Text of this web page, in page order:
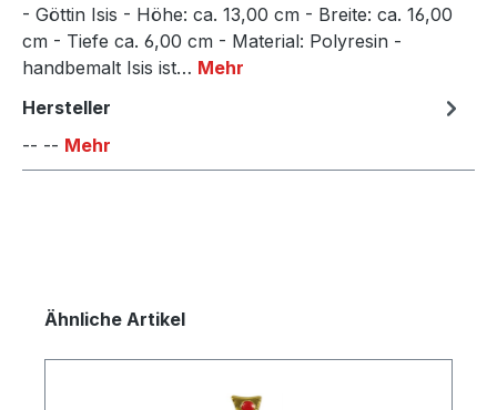
- Göttin Isis - Höhe: ca. 13,00 cm - Breite: ca. 16,00
cm - Tiefe ca. 6,00 cm - Material: Polyresin -
handbemalt Isis ist… Mehr
Hersteller
-- -- Mehr
Produktgalerie überspringen
Ähnliche Artikel